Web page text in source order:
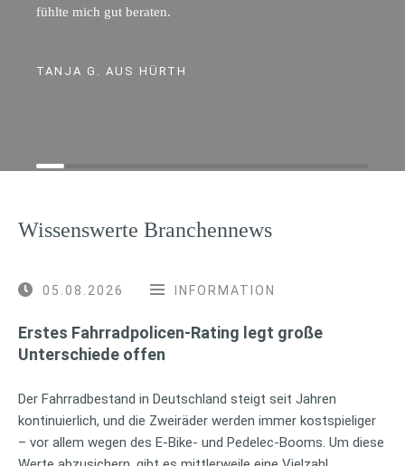
fühlte mich gut beraten.
TANJA G. AUS HÜRTH
Wissenswerte Branchennews
05.08.2026 INFORMATION
Erstes Fahrradpolicen-Rating legt große
Unterschiede offen
Der Fahrradbestand in Deutschland steigt seit Jahren
kontinuierlich, und die Zweiräder werden immer kostspieliger
– vor allem wegen des E-Bike- und Pedelec-Booms. Um diese